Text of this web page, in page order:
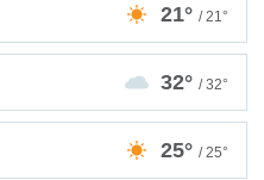
21° / 21°
32° / 32°
25° / 25°